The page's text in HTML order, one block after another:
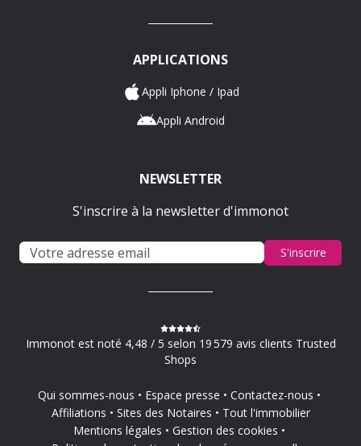
APPLICATIONS
Appli Iphone / Ipad
Appli Android
NEWSLETTER
S'inscrire à la newsletter d'immonot
S'inscrire
Immonot est noté 4,48 / 5 selon 19 579 avis clients Trusted
Shops
Qui sommes-nous Espace presse
Contactez-nous
Affiliations
Sites des Notaires
Tout l'immobilier
Mentions légales
Gestion des cookies